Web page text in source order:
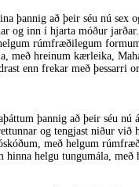
þannig að þeir séu nú sex
og inn í hjarta móður
rúmfræðilegum
með hreinum kærleika,
enn frekar með
þannig að þeir séu nú
og tengjast niður við
með helgum
helgu tungumála, með